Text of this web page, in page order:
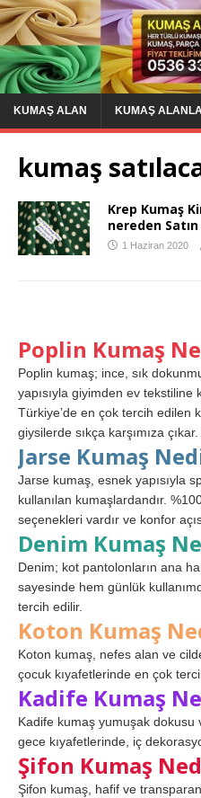
KUMAŞ ALAN KUMAŞ
kumaş
Krep Kumaş
nereden
1 Haziran 2020
Poplin Kumaş
Poplin kumaş; ince, sık
yapısıyla giyimden ev tekstiline
Türkiye’de en çok tercih edilen
giysilerde sıkça karşımıza çıkar.
Jarse Kumaş
Jarse kumaş, esnek yapısıyla
kullanılan kumaşlardandır.
seçenekleri vardır ve konfor
Denim Kumaş
Denim; kot pantolonların ana
sayesinde hem günlük
tercih edilir.
Koton Kumaş
Koton kumaş, nefes alan ve
çocuk kıyafetlerinde en çok
Kadife Kumaş
Kadife kumaş yumuşak dokusu
gece kıyafetlerinde, iç
Şifon Kumaş
Şifon kumaş, hafif ve